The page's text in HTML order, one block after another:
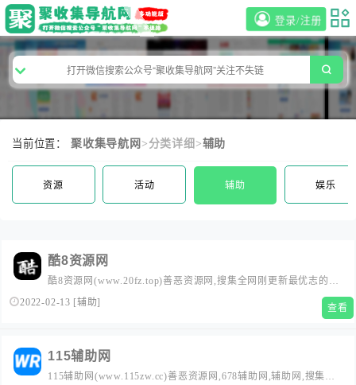
登录/注册
当前位置： 聚收集导航网 >分类详细>辅助
资源 活动 辅助 娱乐
酷8资源网
酷8资源网(www.20fz.top)善恶资源网,搜集全网刚更新最优志的游
戏助手,每日发布超多实用软件,破解软件,福利活动,破解游戏等免
2022-02-13 [辅助] 查看
115辅助网
115辅助网(www.115zw.cc)善恶资源网,678辅助网,辅助网,搜集全